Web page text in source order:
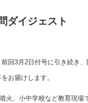
ダイジェスト
回3月2日付号に引き続き
お届けします。
火。小中学校など教育現場